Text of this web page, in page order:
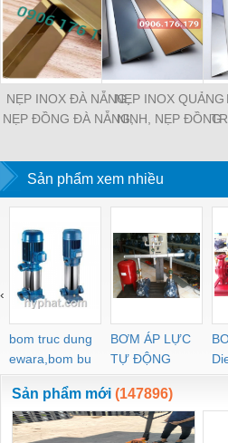
NẸP INOX ĐÀ NẴNG,
NẸP ĐỒNG ĐÀ NẴNG,
NẸP INOX QUẢNG
NINH, NẸP ĐỒNG
NHÔM QUẢNG
Sản phẩm xem nhiều
bom truc dung
ewara,bom bu
ewara
BƠM ÁP LỰC
TỰ ĐỘNG
‹
Sản phẩm mới (147896)